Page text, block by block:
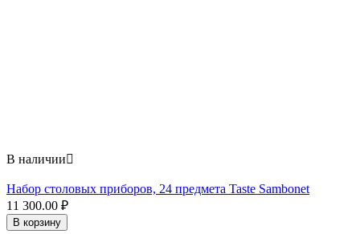
В наличии
Набор столовых приборов, 24 предмета Taste Sambonet
11 300.00 ₽
В корзину